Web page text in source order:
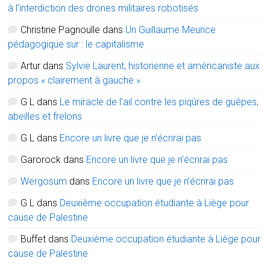
à l’interdiction des drones militaires robotisés
Christine Pagnoulle dans Un Guillaume Meurice
pédagogique sur : le capitalisme
Artur dans Sylvie Laurent, historienne et américaniste aux
propos « clairement à gauche »
G L dans Le miracle de l’ail contre les piqûres de guêpes,
abeilles et frelons
G L dans Encore un livre que je n’écrirai pas
Garorock dans Encore un livre que je n’écrirai pas
Wergosum dans Encore un livre que je n’écrirai pas
G L dans Deuxième occupation étudiante à Liège pour
cause de Palestine
Buffet dans Deuxième occupation étudiante à Liège pour
cause de Palestine